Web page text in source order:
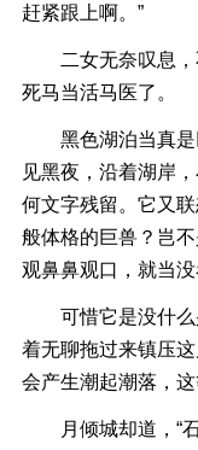
赶紧跟上啊。”
二女无奈叹息，不
死马当活马医了。
黑色湖泊当真是巨
见黑夜，沿着湖岸
何文字残留。它又
般体格的巨兽？岂
观鼻鼻观口，就当没
可惜它是没什么兴
着无聊拖过来镇压
会产生潮起潮落，这
月倾城却道，“石